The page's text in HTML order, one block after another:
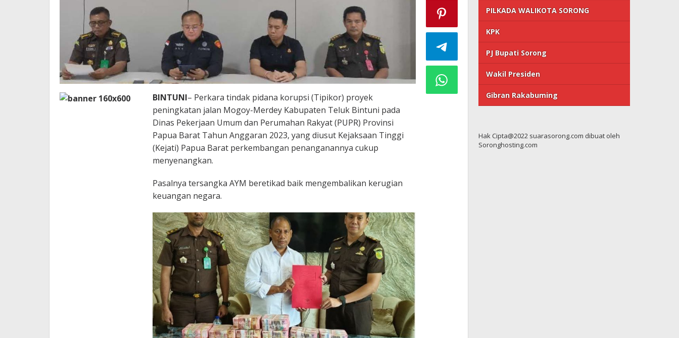
BINTUNI– Perkara tindak pidana korupsi (Tipikor) proyek
peningkatan jalan Mogoy-Merdey Kabupaten Teluk Bintuni pada
Dinas Pekerjaan Umum dan Perumahan Rakyat (PUPR) Provinsi
Papua Barat Tahun Anggaran 2023, yang diusut Kejaksaan Tinggi
(Kejati) Papua Barat perkembangan penanganannya cukup
menyenangkan.
Pasalnya tersangka AYM beretikad baik mengembalikan kerugian
keuangan negara.
PILKADA WALIKOTA SORONG
KPK
PJ Bupati Sorong
Wakil Presiden
Gibran Rakabuming
Hak Cipta@2022 suarasorong.com dibuat oleh
Soronghosting.com